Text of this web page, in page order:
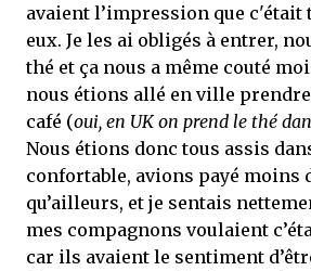
avaient l’impression que c'était
eux. Je les ai obligés à entrer,
thé et ça nous a même couté
nous étions allé en ville
café (oui, en UK on prend le thé
Nous étions donc tous assis
confortable, avions payé moins
qu’ailleurs, et je sentais
mes compagnons voulaient
car ils avaient le sentiment